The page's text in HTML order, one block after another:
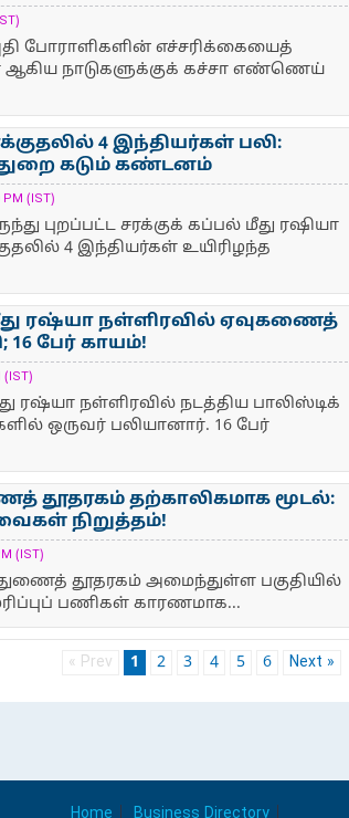
போராளிகளின் எச்சரிக்கையைத்
ஆகிய நாடுகளுக்குக் கச்சா எண்ணெய்
4 இந்தியர்கள் பலி:
கடும் கண்டனம்
(IST)
புறப்பட்ட சரக்குக் கப்பல் மீது ரஷியா
4 இந்தியர்கள் உயிரிழந்த
ரஷ்யா நள்ளிரவில் ஏவுகணைத்
16 பேர் காயம்!
நள்ளிரவில் நடத்திய பாலிஸ்டிக்
ஒருவர் பலியானார். 16 பேர்
தூதரகம் தற்காலிகமாக மூடல்:
நிறுத்தம்!
(IST)
தூதரகம் அமைந்துள்ள பகுதியில்
பணிகள் காரணமாக...
« Prev 1 2 3 4 5 6 Next »
Home Business Directory